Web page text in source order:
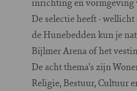
De selectie heeft -
de Hunebedden kun je
Bijlmer Arena of het
De acht thema's zijn
Religie, Bestuur, Cultuur